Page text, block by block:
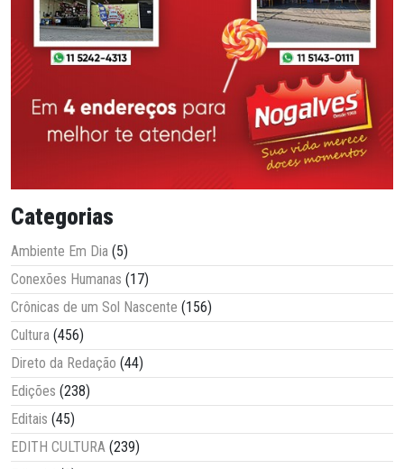
Categorias
Ambiente Em Dia (5)
Conexões Humanas (17)
Crônicas de um Sol Nascente (156)
Cultura (456)
Direto da Redação (44)
Edições (238)
Editais (45)
EDITH CULTURA (239)